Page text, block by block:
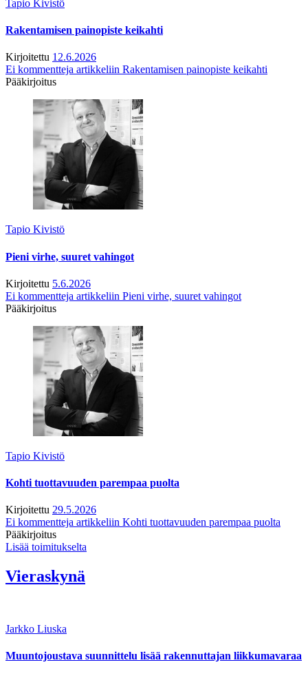
Tapio Kivistö
Rakentamisen painopiste keikahti
Kirjoitettu 12.6.2026
Ei kommentteja artikkeliin Rakentamisen painopiste keikahti
Pääkirjoitus
Tapio Kivistö
Pieni virhe, suuret vahingot
Kirjoitettu 5.6.2026
Ei kommentteja artikkeliin Pieni virhe, suuret vahingot
Pääkirjoitus
Tapio Kivistö
Kohti tuottavuuden parempaa puolta
Kirjoitettu 29.5.2026
Ei kommentteja artikkeliin Kohti tuottavuuden parempaa puolta
Pääkirjoitus
Lisää toimitukselta
Vieraskynä
Jarkko Liuska
Muuntojoustava suunnittelu lisää rakennuttajan liikkumavaraa